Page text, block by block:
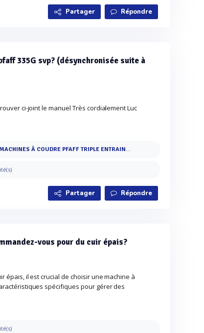
Partager Répondre
335G svp? (désynchronisée suite à
ci-joint le manuel Très cordialement Luc
MACHINES À COUDRE PFAFF TRIPLE ENTRAINEMENT SÉRIE 335
Partager Répondre
vous pour du cuir épais?
épais, il est crucial de choisir une machine à
spécifiques pour gérer des